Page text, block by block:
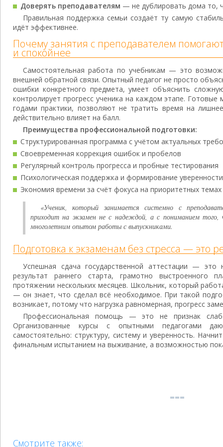
Доверять преподавателям — не дублировать дома то,
Правильная поддержка семьи создаёт ту самую
идёт эффективнее.
Почему занятия с преподавателем
и спокойнее
Самостоятельная работа по учебникам — это
внешней обратной связи. Опытный педагог не просто
ошибки конкретного предмета, умеет объяснить
контролирует прогресс ученика на каждом этапе.
годами практики, позволяют не тратить время на
действительно влияет на балл.
Преимущества профессиональной подготовки:
Структурированная программа с учётом актуальных
Своевременная коррекция ошибок и пробелов
Регулярный контроль прогресса и пробные тестирования
Психологическая поддержка и формирование уверенности
Экономия времени за счёт фокуса на приоритетных темах
«Ученик, который занимается системно с
приходит на экзамен не с надеждой, а с пониманием
многолетним опытом работы с выпускниками.
Подготовка к экзаменам без стресса — это
Успешная сдача государственной аттестации —
результат раннего старта, грамотно выстроенного
протяжении нескольких месяцев. Школьник, который
— он знает, что сделал всё необходимое. При такой
возникает, потому что нагрузка равномерная, прогресс
Профессиональная помощь — это не признак
Организованные курсы с опытными педагогами
самостоятельно: структуру, систему и уверенность.
финальным испытанием на выживание, а возможностью
Смотрите также: